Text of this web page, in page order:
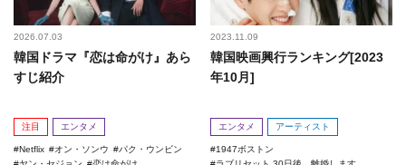
2026.07.03
韓国ドラマ『恋は命がけ』あら
すじ紹介
注目 エンタメ
Netflix オン・ソンウ
パク・ウンビン
2023.11.09
韓国映画興行ランキング[2023
年10月]
エンタメ アーティスト
1947ボストン